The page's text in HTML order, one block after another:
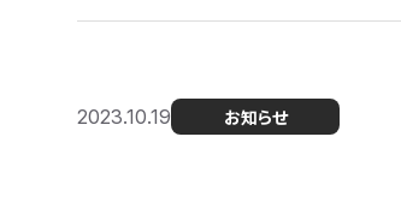
2023.10.19 お知らせ